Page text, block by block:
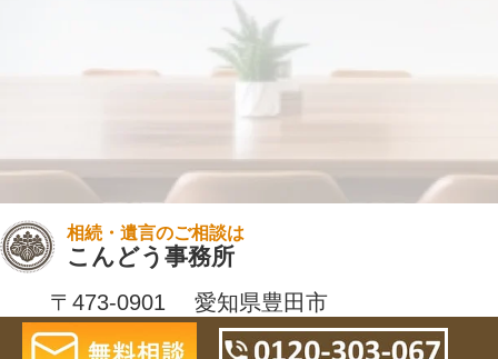
相続・遺言のご相談は
こんどう事務所
〒473-0901 愛知県豊田市
御幸本町１-１９２京屋ビル３Ｆ
tel:0565-41-6434